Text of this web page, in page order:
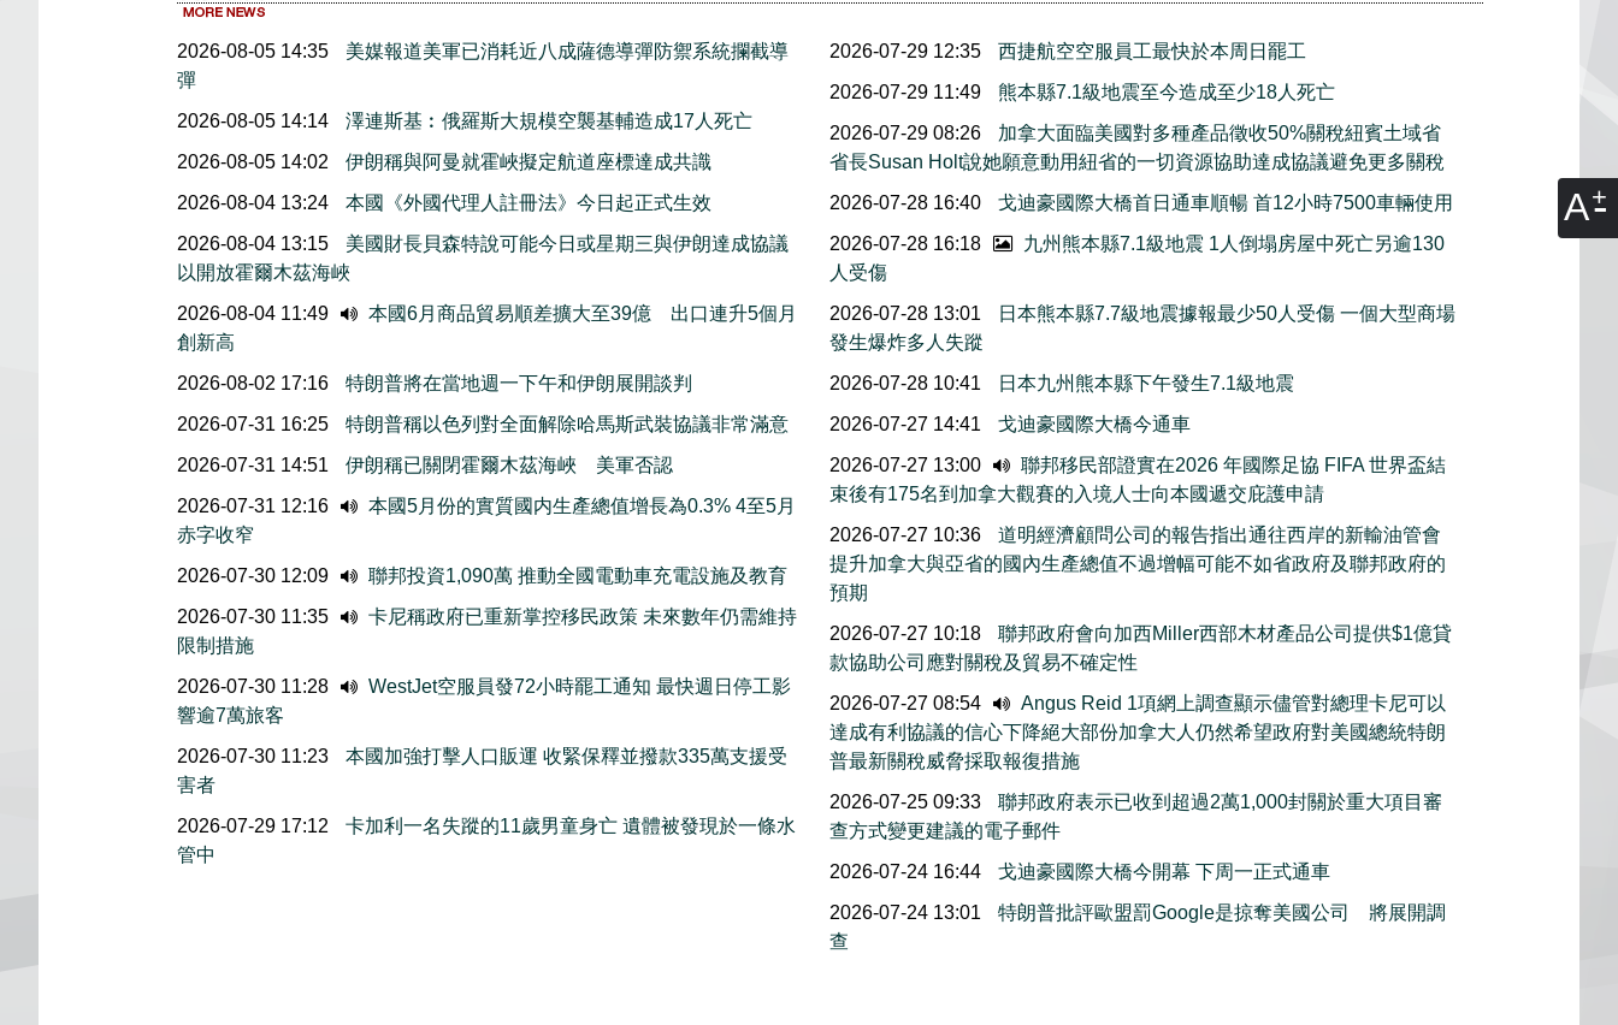
A
2026-08-05 14:35
美媒報道美軍已消耗近八成薩德導彈防禦系統攔截導
彈
2026-08-05 14:14
澤連斯基︰俄羅斯大規模空襲基輔造成17人死亡
2026-08-05 14:02
伊朗稱與阿曼就霍峽擬定航道座標達成共識
2026-08-04 13:24
本國《外國代理人註冊法》今日起正式生效
2026-08-04 13:15
美國財長貝森特說可能今日或星期三與伊朗達成協議
以開放霍爾木茲海峽
2026-08-04 11:49
本國6月商品貿易順差擴大至39億 出口連升5個月
創新高
2026-08-02 17:16
特朗普將在當地週一下午和伊朗展開談判
2026-07-31 16:25
特朗普稱以色列對全面解除哈馬斯武裝協議非常滿意
2026-07-31 14:51
伊朗稱已關閉霍爾木茲海峽 美軍否認
2026-07-31 12:16
本國5月份的實質國内生產總值增長為0.3% 4至5月
赤字收窄
2026-07-30 12:09
聯邦投資1,090萬 推動全國電動車充電設施及教育
2026-07-30 11:35
卡尼稱政府已重新掌控移民政策 未來數年仍需維持
限制措施
2026-07-30 11:28
WestJet空服員發72小時罷工通知 最快週日停工影
響逾7萬旅客
2026-07-30 11:23
本國加強打擊人口販運 收緊保釋並撥款335萬支援受
害者
2026-07-29 17:12
卡加利一名失蹤的11歲男童身亡 遺體被發現於一條水
管中
2026-07-29 12:35
西捷航空空服員工最快於本周日罷工
2026-07-29 11:49
熊本縣7.1級地震至今造成至少18人死亡
2026-07-29 08:26
加拿大面臨美國對多種產品徵收50%關稅紐賓土域省
省長Susan Holt說她願意動用紐省的一切資源協助達成協議避免更多關稅
2026-07-28 16:40
戈迪豪國際大橋首日通車順暢 首12小時7500車輛使用
2026-07-28 16:18
九州熊本縣7.1級地震 1人倒塌房屋中死亡另逾130
人受傷
2026-07-28 13:01
日本熊本縣7.7級地震據報最少50人受傷 一個大型商場
發生爆炸多人失蹤
2026-07-28 10:41
日本九州熊本縣下午發生7.1級地震
2026-07-27 14:41
戈迪豪國際大橋今通車
2026-07-27 13:00
聯邦移民部證實在2026 年國際足協 FIFA 世界盃結
束後有175名到加拿大觀賽的入境人士向本國遞交庇護申請
2026-07-27 10:36
道明經濟顧問公司的報告指出通往西岸的新輸油管會
提升加拿大與亞省的國內生產總值不過增幅可能不如省政府及聯邦政府的
預期
2026-07-27 10:18
聯邦政府會向加西Miller西部木材產品公司提供$1億貸
款協助公司應對關稅及貿易不確定性
2026-07-27 08:54
Angus Reid 1項網上調查顯示儘管對總理卡尼可以
達成有利協議的信心下降絕大部份加拿大人仍然希望政府對美國總統特朗
普最新關稅威脅採取報復措施
2026-07-25 09:33
聯邦政府表示已收到超過2萬1,000封關於重大項目審
查方式變更建議的電子郵件
2026-07-24 16:44
戈迪豪國際大橋今開幕 下周一正式通車
2026-07-24 13:01
特朗普批評歐盟罰Google是掠奪美國公司 將展開調
查